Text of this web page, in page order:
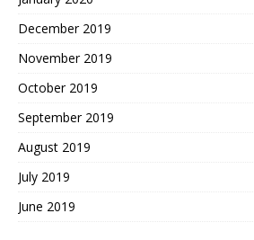
December 2019
November 2019
October 2019
September 2019
August 2019
July 2019
June 2019